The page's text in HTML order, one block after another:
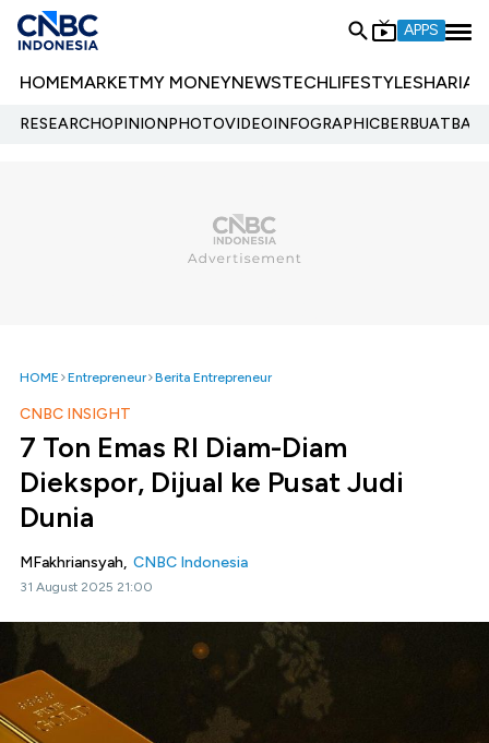
APPS
HOMEMARKETMY MONEYNEWSTECHLIFESTYLESHARIA
RESEARCHOPINIONPHOTOVIDEOINFOGRAPHIC
HOME Entrepreneur Berita Entrepreneur
CNBC INSIGHT
7 Ton Emas RI Diam-Diam
Diekspor, Dijual ke Pusat Judi
Dunia
MFakhriansyah, CNBC Indonesia
31 August 2025 21:00